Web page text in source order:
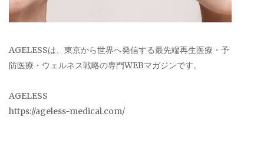
AGELESSは、東京から世界へ発信する最先端再生医療・予
防医療・ウェルネス戦略の専門WEBマガジンです。
AGELESS
https://ageless-medical.com/